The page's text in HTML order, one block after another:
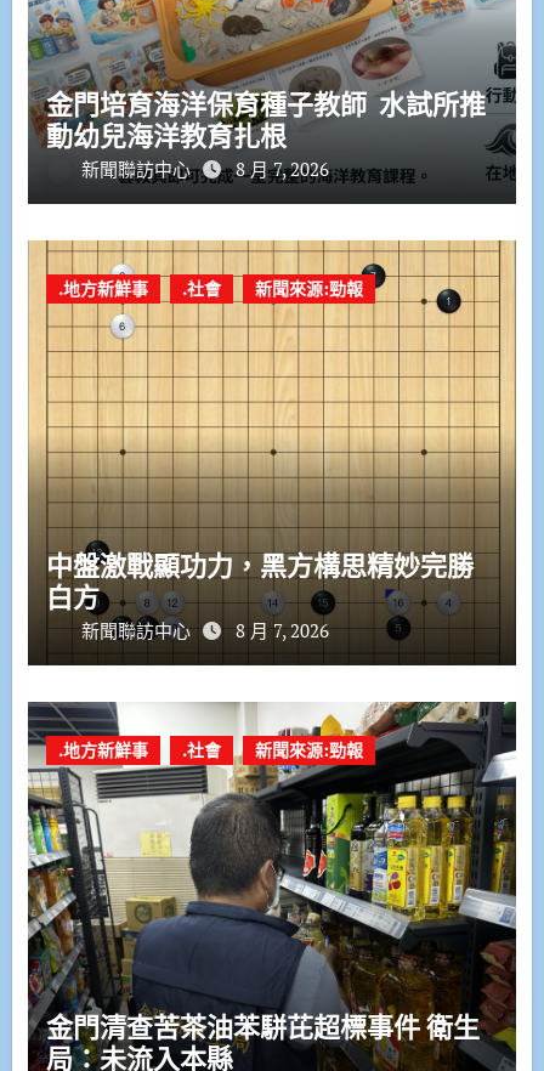
金門培育海洋保育種子教師 水試所推
動幼兒海洋教育扎根
新聞聯訪中心 8 月 7, 2026
.地方新鮮事 .社會 新聞來源:勁報
中盤激戰顯功力，黑方構思精妙完勝
白方
新聞聯訪中心 8 月 7, 2026
.地方新鮮事 .社會 新聞來源:勁報
金門清查苦茶油苯駢芘超標事件 衛生
局：未流入本縣